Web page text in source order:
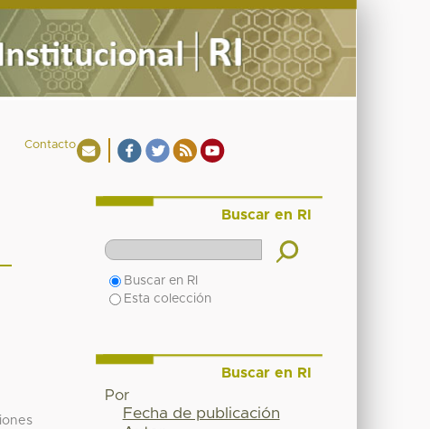
Contacto
Buscar en RI
Buscar en RI
Esta colección
Buscar en RI
Por
Fecha de publicación